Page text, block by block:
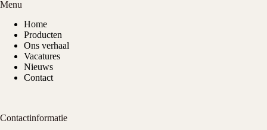
Menu
Home
Producten
Ons verhaal
Vacatures
Nieuws
Contact
Contactinformatie